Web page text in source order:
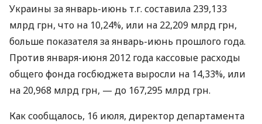
Украины за январь-июнь т.г. составила 239,133
млрд грн, что на 10,24%, или на 22,209 млрд грн,
больше показателя за январь-июнь прошлого года.
Против января-июня 2012 года кассовые расходы
общего фонда госбюджета выросли на 14,33%, или
на 20,968 млрд грн, — до 167,295 млрд грн.
Как сообщалось, 16 июля, директор департамента